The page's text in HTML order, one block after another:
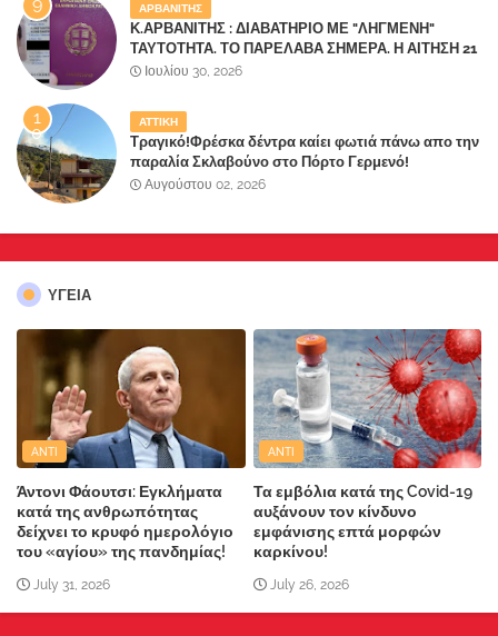
ΑΡΒΑΝΙΤΗΣ
Κ.ΑΡΒΑΝΙΤΗΣ : ΔΙΑΒΑΤΗΡΙΟ ΜΕ "ΛΗΓΜΕΝΗ"
ΤΑΥΤΟΤΗΤΑ. ΤΟ ΠΑΡΕΛΑΒΑ ΣΗΜΕΡΑ. Η ΑΙΤΗΣΗ 21
ΙΟΥΛΙΟΥ, Η ΕΚΔΟΣΗ 23 ΙΟΥΛΙΟΥ
Ιουλίου 30, 2026
ΑΤΤΙΚΗ
Τραγικό!Φρέσκα δέντρα καίει φωτιά πάνω απο την
παραλία Σκλαβούνο στο Πόρτο Γερμενό!
Αδιαφορία καταγγέλουν οι κάτοικοι - Απειλούνται
Αυγούστου 02, 2026
ΥΓΕΙΑ
ANTI
Άντονι Φάουτσι: Εγκλήματα
κατά της ανθρωπότητας
δείχνει το κρυφό ημερολόγιο
του «αγίου» της πανδημίας!
July 31, 2026
ANTI
Τα εμβόλια κατά της Covid-19
αυξάνουν τον κίνδυνο
εμφάνισης επτά μορφών
καρκίνου!
July 26, 2026